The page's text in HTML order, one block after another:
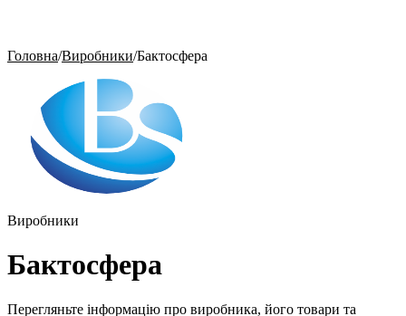
Головна/Виробники/Бактосфера
Виробники
Бактосфера
Перегляньте інформацію про виробника, його товари та